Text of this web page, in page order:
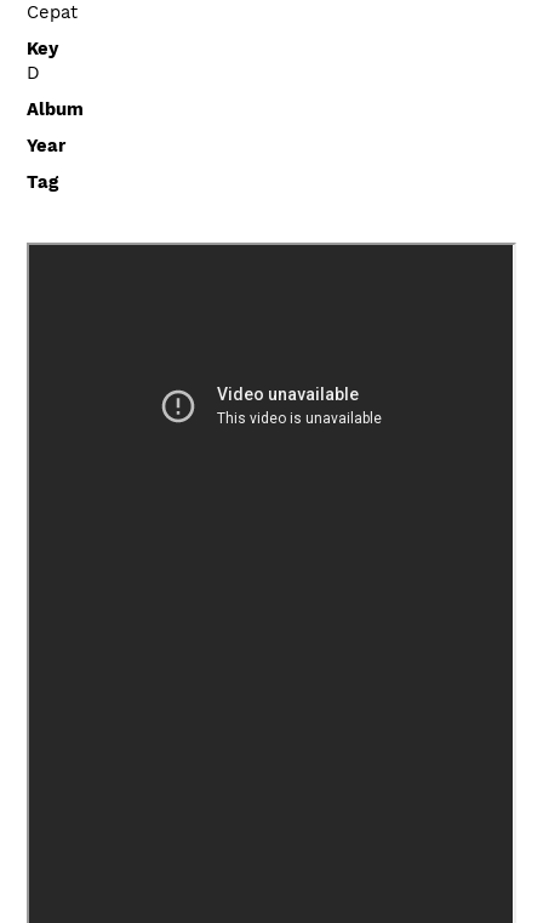
Cepat
Key
D
Album
Year
Tag